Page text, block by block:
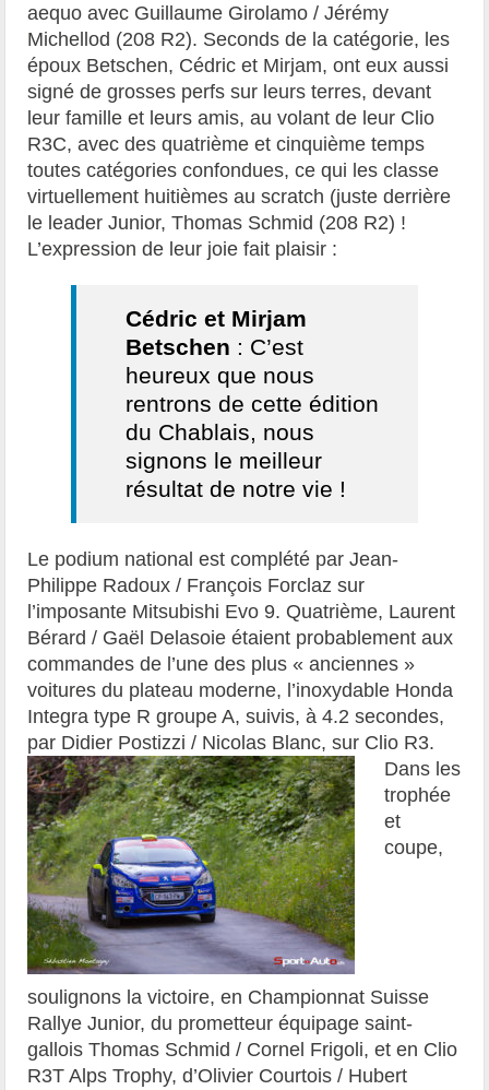
aequo avec Guillaume Girolamo / Jérémy
Michellod (208 R2). Seconds de la catégorie, les
époux Betschen, Cédric et Mirjam, ont eux aussi
signé de grosses perfs sur leurs terres, devant
leur famille et leurs amis, au volant de leur Clio
R3C, avec des quatrième et cinquième temps
toutes catégories confondues, ce qui les classe
virtuellement huitièmes au scratch (juste derrière
le leader Junior, Thomas Schmid (208 R2) !
L’expression de leur joie fait plaisir :
Cédric et Mirjam
Betschen : C’est
heureux que nous
rentrons de cette édition
du Chablais, nous
signons le meilleur
résultat de notre vie !
Le podium national est complété par Jean-
Philippe Radoux / François Forclaz sur
l’imposante Mitsubishi Evo 9. Quatrième, Laurent
Bérard / Gaël Delasoie étaient probablement aux
commandes de l’une des plus « anciennes »
voitures du plateau moderne, l’inoxydable Honda
Integra type R groupe A, suivis, à 4.2 secondes,
par Didier Postizzi / Nicolas Blanc, sur Clio R3.
Dans les
trophée
et
coupe,
soulignons la victoire, en Championnat Suisse
Rallye Junior, du prometteur équipage saint-
gallois Thomas Schmid / Cornel Frigoli, et en Clio
R3T Alps Trophy, d’Olivier Courtois / Hubert